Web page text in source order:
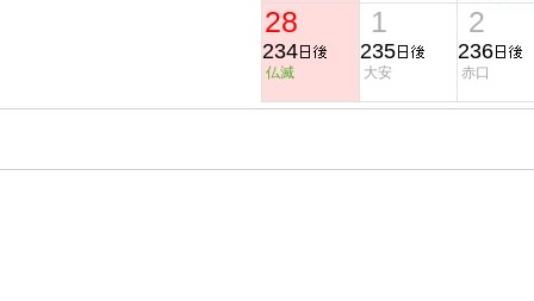
28
234
仏滅
1
235
大安
2
236
赤口